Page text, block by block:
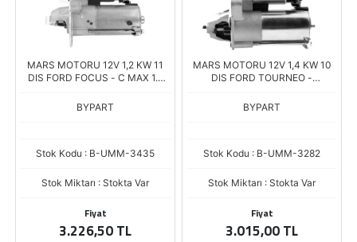
MARS MOTORU 12V 1,2 KW 11
DIS FORD FOCUS - C MAX 1.6
V 50 1.6D (3M5T11000CB)
BYPART
Stok Kodu : B-UMM-3435
Stok Miktarı : Stokta Var
Fiyat
3.226,50 TL
MARS MOTORU 12V 1,4 KW 10
DIS FORD TOURNEO -
(2T1411000BA)
BYPART
Stok Kodu : B-UMM-3282
Stok Miktarı : Stokta Var
Fiyat
3.015,00 TL